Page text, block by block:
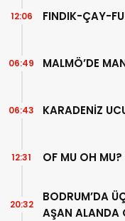
FINDIK-ÇAY-
12:06
MALMÖ’DE
06:49
KARADENİZ
06:43
OF MU OH MU?
12:31
BODRUM’DA
AŞAN ALANDA
20:32